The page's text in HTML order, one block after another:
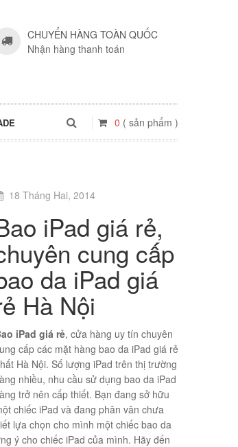
CHUYỂN HÀNG TOÀN QUỐC
Nhận hàng thanh toán
0 ( sản phẩm )
18 Tháng Hai, 2014
iPad giá rẻ,
cung cấp
da iPad giá
Hà Nội
iPad giá rẻ, cửa hàng uy tín chuyên
cấp các mặt hàng bao da iPad giá rẻ
Hà Nội. Số lượng iPad trên thị trường
nhiều, nhu cầu sử dụng bao da iPad
trở nên cấp thiết. Bạn đang sở hữu
chiếc iPad và đang phân vân chưa
lựa chọn cho mình một chiếc bao da
ý cho chiếc iPad của mình. Hãy đến